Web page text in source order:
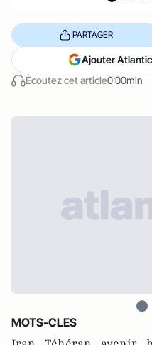
Écoutez cet article0:00min
PARTAGER
Ajouter
MOTS-CLES